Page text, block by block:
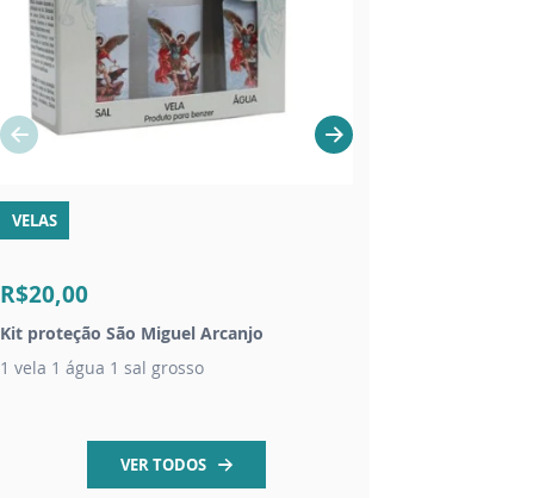
VELAS
R$20,00
Kit proteção São Miguel Arcanjo
1 vela 1 água 1 sal grosso
VER TODOS